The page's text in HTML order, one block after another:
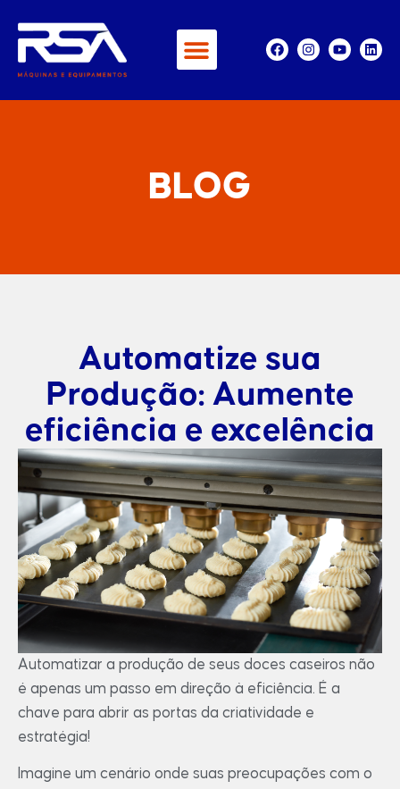
BLOG
Automatize sua
Produção: Aumente
eficiência e excelência
Automatizar a produção de seus doces caseiros não
é apenas um passo em direção à eficiência. É a
chave para abrir as portas da criatividade e
estratégia!
Imagine um cenário onde suas preocupações com o